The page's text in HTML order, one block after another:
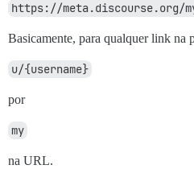
https://meta.discourse.org/
Basicamente, para qualquer link na
u/{username}
por
my
na URL.